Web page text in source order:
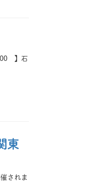
】石
東
されま